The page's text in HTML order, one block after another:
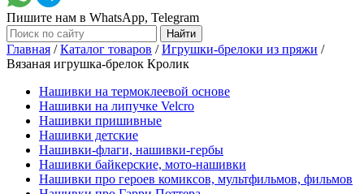
Пишите нам в WhatsApp, Telegram
Главная /Каталог товаров /Игрушки-брелоки из пряжи /
Вязаная игрушка-брелок Кролик
Нашивки на термоклеевой основе
Нашивки на липучке Velcro
Нашивки пришивные
Нашивки детские
Нашивки-флаги, нашивки-гербы
Нашивки байкерские, мото-нашивки
Нашивки про героев комиксов, мультфильмов, фильмов